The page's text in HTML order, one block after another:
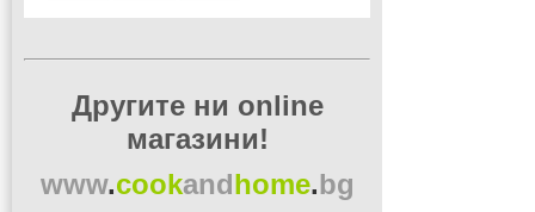
Другите ни online
магазини!
www.cookandhome.bg